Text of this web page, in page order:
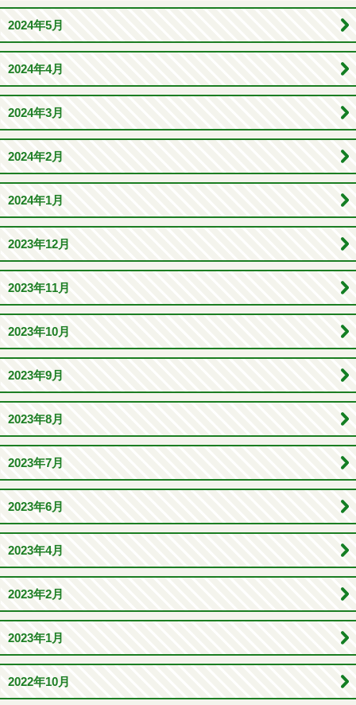
2024年5月
2024年4月
2024年3月
2024年2月
2024年1月
2023年12月
2023年11月
2023年10月
2023年9月
2023年8月
2023年7月
2023年6月
2023年4月
2023年2月
2023年1月
2022年10月